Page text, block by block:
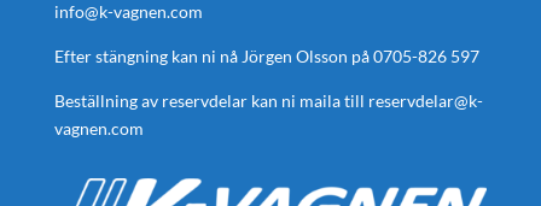
info@k-vagnen.com
Efter stängning kan ni nå Jörgen Olsson på0705-826 597
Beställning av reservdelar kan ni maila till reservdelar@k-
vagnen.com